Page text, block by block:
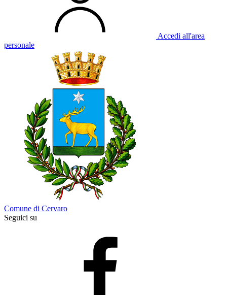
Accedi all'area
personale
Comune di Cervaro
Seguici su